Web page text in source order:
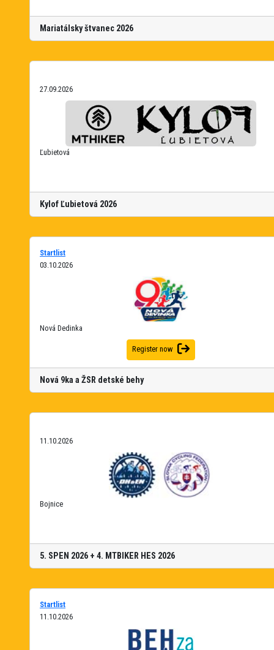
Mariatálsky štvanec 2026
27.09.2026
Ľubietová
Kylof Ľubietová 2026
Startlist
03.10.2026
Nová Dedinka
Register now
Nová 9ka a ŽSR detské behy
11.10.2026
Bojnice
5. SPEN 2026 + 4. MTBIKER HES 2026
Startlist
11.10.2026